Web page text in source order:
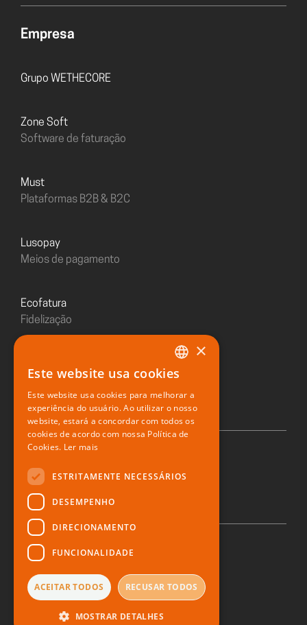
Empresa
Grupo WETHECORE
Zone Soft
Software de faturação
must
Plataformas B2B & B2C
Lusopay
Meios de pagamento
Ecofatura
Fidelização
Restaurante digital
© 2026 Zone Soft
Política de privacidade
Denúncia
Termos e Condições
PORTUGUESE
ENGLISH
SPANISH
×
Este website usa cookies
Este website usa cookies para melhorar a
experiência do usuário. Ao utilizar o nosso
website, estará a concordar com todos os
cookies de acordo com nossa Política de
Cookies. Ler mais
ESTRITAMENTE NECESSÁRIOS
DESEMPENHO
DIRECIONAMENTO
FUNCIONALIDADE
ACEITAR TODOS RECUSAR TODOS
MOSTRAR DETALHES